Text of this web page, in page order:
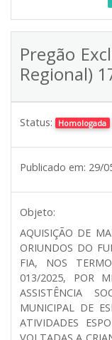
Pregão
Regional)
Status: Homologada
Publicado em: 29/
Objeto:
AQUISIÇÃO DE
ORIUNDOS DO
FIA, NOS
013/2025, POR
ASSISTÊNCIA
MUNICIPAL DE
ATIVIDADES
VOLTADAS A